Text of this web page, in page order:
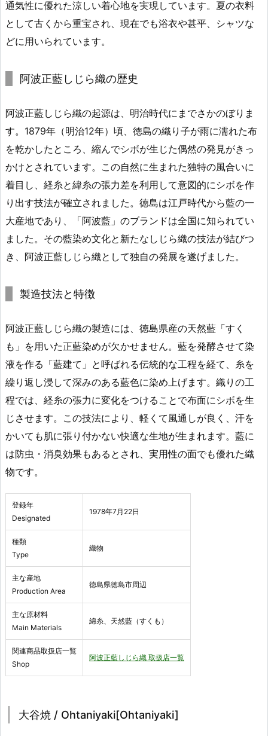
通気性に優れた涼しい着心地を実現しています。夏の衣料
として古くから重宝され、現在でも浴衣や甚平、シャツな
どに用いられています。
阿波正藍しじら織の歴史
阿波正藍しじら織の起源は、明治時代にまでさかのぼりま
す。1879年（明治12年）頃、徳島の織り子が雨に濡れた布
を乾かしたところ、縮んでシボが生じた偶然の発見がきっ
かけとされています。この自然に生まれた独特の風合いに
着目し、経糸と緯糸の張力差を利用して意図的にシボを作
り出す技法が確立されました。徳島は江戸時代から藍の一
大産地であり、「阿波藍」のブランドは全国に知られてい
ました。その藍染め文化と新たなしじら織の技法が結びつ
き、阿波正藍しじら織として独自の発展を遂げました。
製造技法と特徴
阿波正藍しじら織の製造には、徳島県産の天然藍「すく
も」を用いた正藍染めが欠かせません。藍を発酵させて染
液を作る「藍建て」と呼ばれる伝統的な工程を経て、糸を
繰り返し浸して深みのある藍色に染め上げます。織りの工
程では、経糸の張力に変化をつけることで布面にシボを生
じさせます。この技法により、軽くて風通しが良く、汗を
かいても肌に張り付かない快適な生地が生まれます。藍に
は防虫・消臭効果もあるとされ、実用性の面でも優れた織
物です。
登録年
Designated
1978年7月22日
種類
Type
織物
主な産地
Production Area
徳島県徳島市周辺
主な原材料
Main Materials
綿糸、天然藍（すくも）
関連商品取扱店一覧
Shop
阿波正藍しじら織 取扱店一覧
大谷焼 / Ohtaniyaki[Ohtaniyaki]